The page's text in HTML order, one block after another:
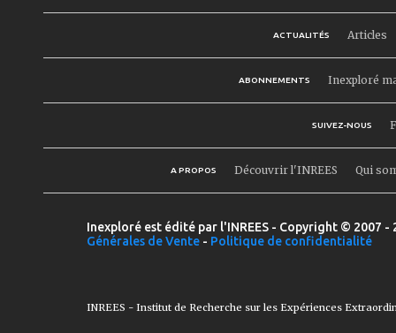
ACTUALITÉS Articles
ABONNEMENTS Inexploré
SUIVEZ-NOUS
A PROPOS Découvrir l'INREES Qui
Inexploré est édité par l'INREES - Copyright © 2007
Générales de Vente - Politique de confidentialité
INREES - Institut de Recherche sur les Expériences